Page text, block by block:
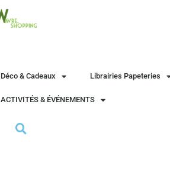
Déco & Cadeaux Librairies Papeteries
ACTIVITÉS & ÉVÉNEMENTS